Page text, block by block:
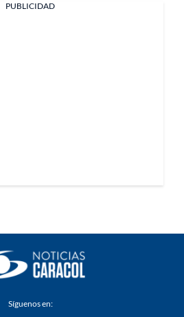
PUBLICIDAD
Síguenos en: